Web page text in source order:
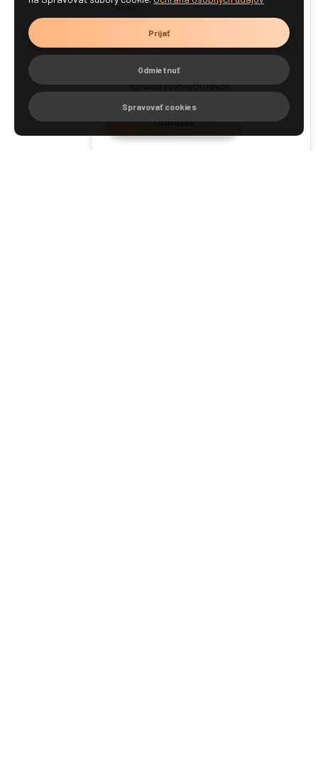
Súhlasím s Obchodnými podmienkami a
správou osobných údajov
Odoslať
Prijať
Odmietnuť
Spravovať cookies